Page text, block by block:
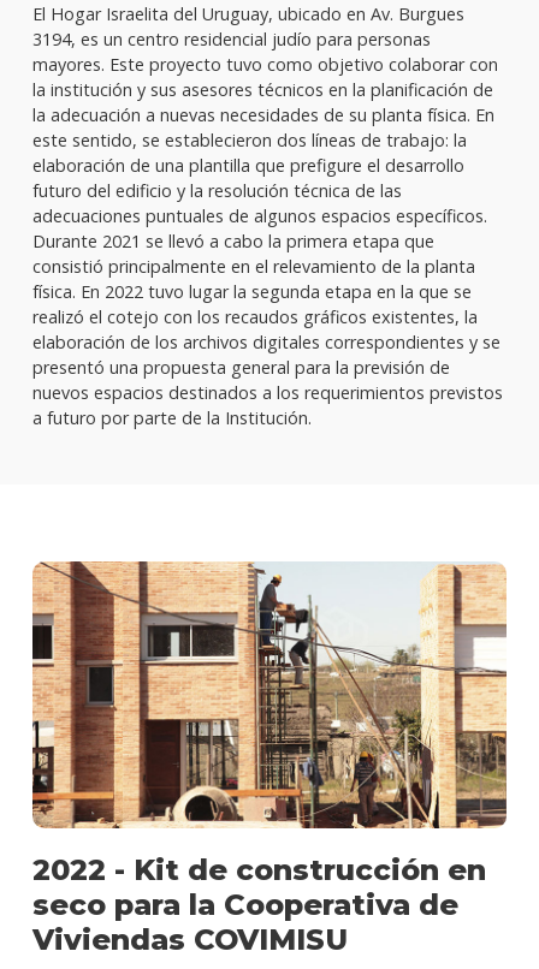
El Hogar Israelita del Uruguay, ubicado en Av. Burgues
3194, es un centro residencial judío para personas
mayores. Este proyecto tuvo como objetivo colaborar con
la institución y sus asesores técnicos en la planificación de
la adecuación a nuevas necesidades de su planta física. En
este sentido, se establecieron dos líneas de trabajo: la
elaboración de una plantilla que prefigure el desarrollo
futuro del edificio y la resolución técnica de las
adecuaciones puntuales de algunos espacios específicos.
Durante 2021 se llevó a cabo la primera etapa que
consistió principalmente en el relevamiento de la planta
física. En 2022 tuvo lugar la segunda etapa en la que se
realizó el cotejo con los recaudos gráficos existentes, la
elaboración de los archivos digitales correspondientes y se
presentó una propuesta general para la previsión de
nuevos espacios destinados a los requerimientos previstos
a futuro por parte de la Institución.
2022 - Kit de construcción en
seco para la Cooperativa de
Viviendas COVIMISU